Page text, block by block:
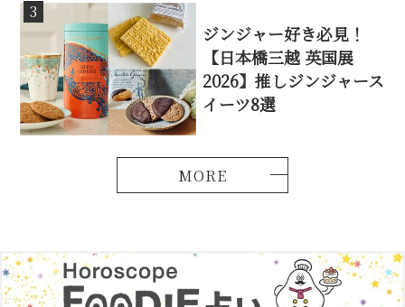
3
ジンジャー好き必見！
【日本橋三越 英国展
2026】推しジンジャース
イーツ8選